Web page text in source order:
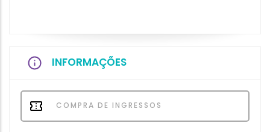
INFORMAÇÕES
COMPRA DE INGRESSOS